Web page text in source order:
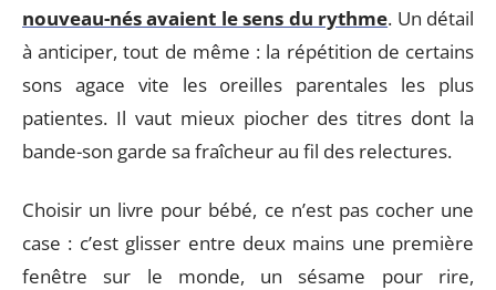
nouveau-nés avaient le sens du rythme. Un détail
à anticiper, tout de même : la répétition de certains
sons agace vite les oreilles parentales les plus
patientes. Il vaut mieux piocher des titres dont la
bande-son garde sa fraîcheur au fil des relectures.
Choisir un livre pour bébé, ce n’est pas cocher une
case : c’est glisser entre deux mains une première
fenêtre sur le monde, un sésame pour rire,